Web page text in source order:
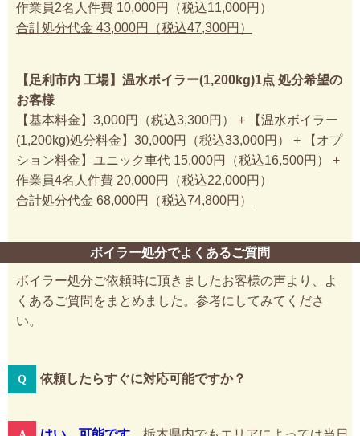
作業員2名人件費 10,000円（税込11,000円）
合計処分代金 43,000円（税込47,300円）
【足利市内 工場】温水ボイラー(1,200kg)1点 処分希望の
お客様
【基本料金】3,000円（税込3,300円） + 【温水ボイラー
(1,200kg)処分料金】30,000円（税込33,000円） + 【オプ
ション料金】ユニック車代 15,000円（税込16,500円） +
作業員4名人件費 20,000円（税込22,000円）
合計処分代金 68,000円（税込74,800円）
ボイラー処分でよくあるご質問
ボイラー処分ご依頼時に頂きましたお客様の声より、よ
くあるご質問をまとめました。参考にしてみてくださ
い。
依頼したらすぐに対応可能ですか？